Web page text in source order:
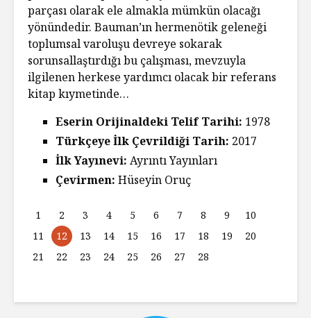
parçası olarak ele almakla mümkün olacağı
yönündedir. Bauman’ın hermenötik geleneği
toplumsal varoluşu devreye sokarak
sorunsallaştırdığı bu çalışması, mevzuyla
ilgilenen herkese yardımcı olacak bir referans
kitap kıymetinde…
Eserin Orijinaldeki Telif Tarihi: 1978
Türkçeye İlk Çevrildiği Tarih: 2017
İlk Yayınevi: Ayrıntı Yayınları
Çevirmen: Hüseyin Oruç
1 2 3 4 5 6 7 8 9
10
11
12 13 14 15 16 17 18 19
20
21
22 23 24 25 26 27 28